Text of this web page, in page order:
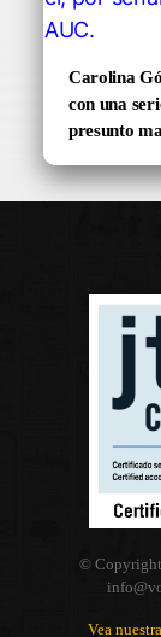
Carolina
con una
presunto
©
Vea